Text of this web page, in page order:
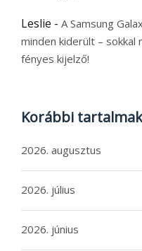
Leslie - A Samsung
minden kiderült – sokkal
fényes kijelző!
Korábbi tartalmak
2026. augusztus
2026. július
2026. június